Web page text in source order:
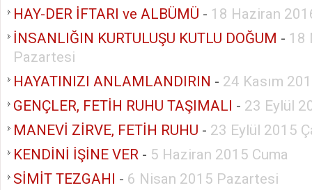
HAY-DER İFTARI ve ALBÜMÜ - 18 Haziran
İNSANLIĞIN KURTULUŞU KUTLU DOĞUM - 18
Pazartesi
HAYATINIZI ANLAMLANDIRIN - 24 Kasım
GENÇLER, FETİH RUHU TAŞIMALI - 23 Eylül
MANEVİ ZİRVE, FETİH RUHU - 23 Eylül 2015
KENDİNİ İŞİNE VER - 5 Haziran 2015 Cuma
SİMİT TEZGAHI - 6 Nisan 2015 Pazartesi